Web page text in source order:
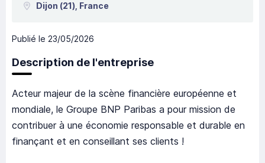
Dijon (21), France
Publié le 23/05/2026
Description de l'entreprise
Acteur majeur de la scène financière européenne et
mondiale, le Groupe BNP Paribas a pour mission de
contribuer à une économie responsable et durable en
finançant et en conseillant ses clients !